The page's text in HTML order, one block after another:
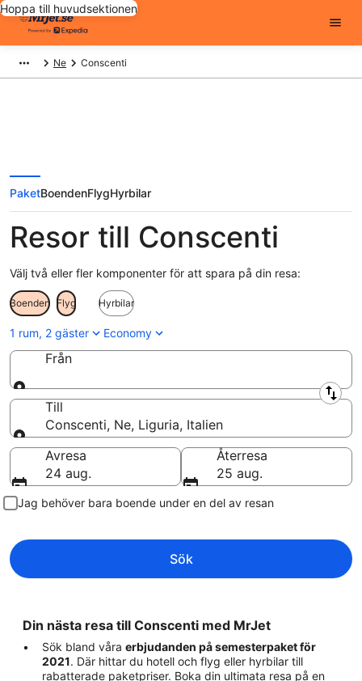
Hoppa till huvudsektionen
Ne Conscenti
PaketBoendenFlygHyrbilar
Resor till Conscenti
Välj två eller fler komponenter för att spara på din resa:
Boenden Flyg Hyrbilar
1 rum, 2 gäster Economy
Från
Från
Till
Conscenti, Ne, Liguria, Italien
Till
Avresa
24 aug.
Återresa
25 aug.
Jag behöver bara boende under en del av resan
Sök
Din nästa resa till Conscenti med MrJet
Sök bland våra erbjudanden på semesterpaket för
2021. Där hittar du hotell och flyg eller hyrbilar till
rabatterade paketpriser. Boka din ultimata resa på en